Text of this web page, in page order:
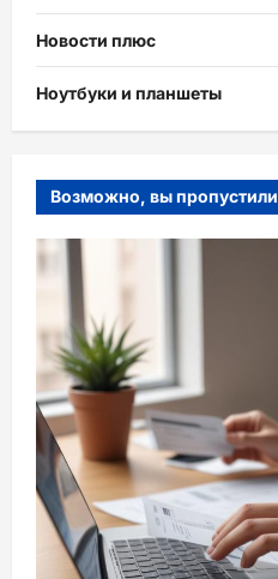
Новости плюс
Ноутбуки и планшеты
Возможно, вы пропустили